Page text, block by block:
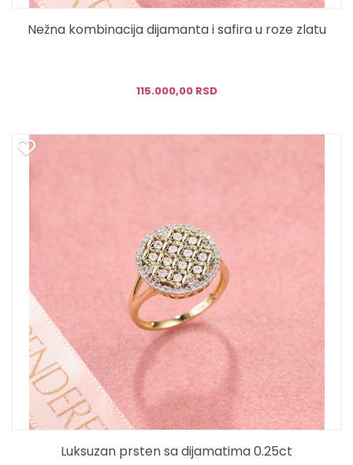
Nežna kombinacija dijamanta i safira u roze zlatu
115.000,00 RSD
Luksuzan prsten sa dijamatima 0.25ct